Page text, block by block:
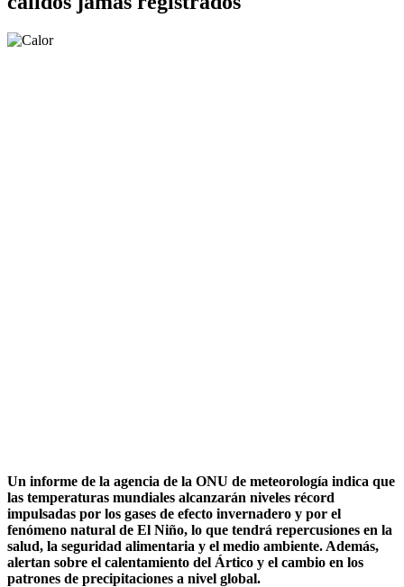
Un informe de la agencia de la ONU de meteorología indica que
las temperaturas mundiales alcanzarán niveles récord
impulsadas por los gases de efecto invernadero y por el
fenómeno natural de El Niño, lo que tendrá repercusiones en la
salud, la seguridad alimentaria y el medio ambiente. Además,
alertan sobre el calentamiento del Ártico y el cambio en los
patrones de precipitaciones a nivel global.